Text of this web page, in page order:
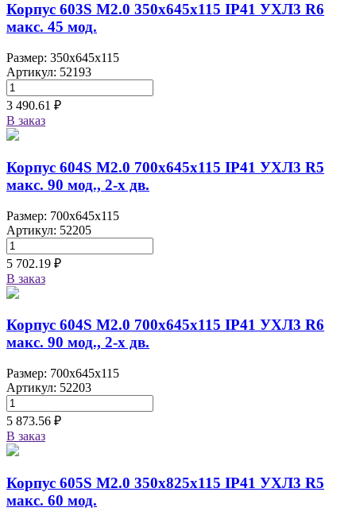
Корпус 603S M2.0 350х645х115 IP41 УХЛ3 R6
макс. 45 мод.
Размер: 350x645x115
Артикул: 52193
3 490.61 ₽
В заказ
Корпус 604S M2.0 700х645х115 IP41 УХЛ3 R5
макс. 90 мод., 2-х дв.
Размер: 700x645x115
Артикул: 52205
5 702.19 ₽
В заказ
Корпус 604S M2.0 700х645х115 IP41 УХЛ3 R6
макс. 90 мод., 2-х дв.
Размер: 700x645x115
Артикул: 52203
5 873.56 ₽
В заказ
Корпус 605S M2.0 350х825х115 IP41 УХЛ3 R5
макс. 60 мод.